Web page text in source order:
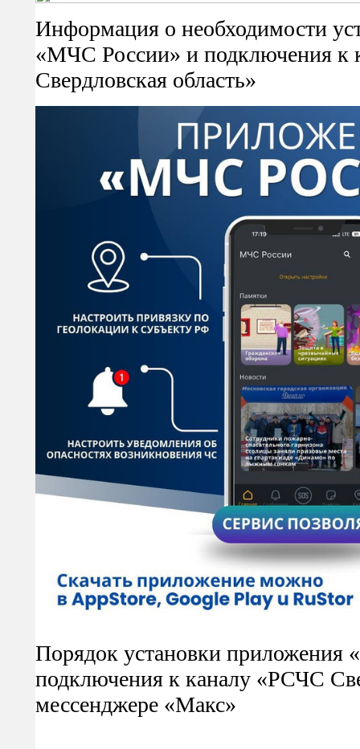
Информация о необходимости
«МЧС России» и подключения к
Свердловская область»
Порядок установки
подключения к каналу «РСЧС
мессенджере «Макс»